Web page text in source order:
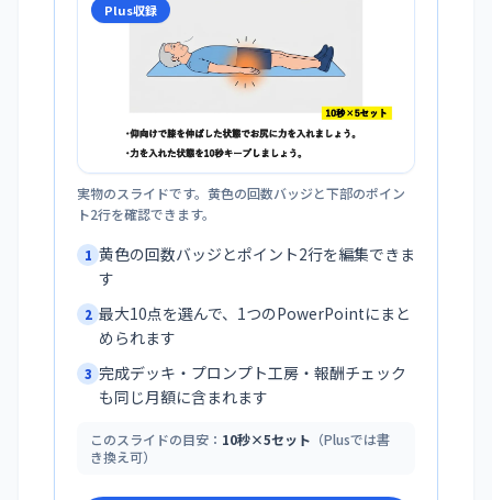
Plus収録
実物のスライドです。黄色の回数バッジと下部のポイン
ト2行を確認できます。
1 黄色の回数バッジとポイント2行を編集できま
す
2 最大10点を選んで、1つのPowerPointにまと
められます
3 完成デッキ・プロンプト工房・報酬チェック
も同じ月額に含まれます
このスライドの目安： 10秒×5セット （Plusでは書
き換え可）